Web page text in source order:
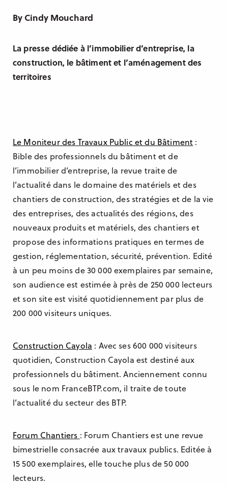
By Cindy Mouchard
La presse dédiée à l’immobilier d’entreprise, la
construction, le bâtiment et l’aménagement des
territoires
Le Moniteur des Travaux Public et du Bâtiment :
Bible des professionnels du bâtiment et de
l’immobilier d’entreprise, la revue traite de
l’actualité dans le domaine des matériels et des
chantiers de construction, des stratégies et de la vie
des entreprises, des actualités des régions, des
nouveaux produits et matériels, des chantiers et
propose des informations pratiques en termes de
gestion, réglementation, sécurité, prévention. Edité
à un peu moins de 30 000 exemplaires par semaine,
son audience est estimée à près de 250 000 lecteurs
et son site est visité quotidiennement par plus de
200 000 visiteurs uniques.
Construction Cayola : Avec ses 600 000 visiteurs
quotidien, Construction Cayola est destiné aux
professionnels du bâtiment. Anciennement connu
sous le nom FranceBTP.com, il traite de toute
l’actualité du secteur des BTP.
Forum Chantiers : Forum Chantiers est une revue
bimestrielle consacrée aux travaux publics. Editée à
15 500 exemplaires, elle touche plus de 50 000
lecteurs.